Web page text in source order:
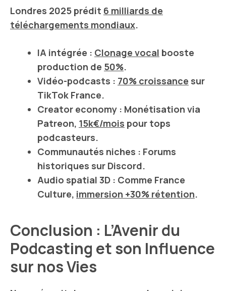
Londres 2025 prédit 6 milliards de
téléchargements mondiaux.
IA intégrée : Clonage vocal booste
production de 50%.
Vidéo-podcasts : 70% croissance sur
TikTok France.
Creator economy : Monétisation via
Patreon, 15k€/mois pour tops
podcasteurs.
Communautés niches : Forums
historiques sur Discord.
Audio spatial 3D : Comme France
Culture, immersion +30% rétention.
Conclusion : L’Avenir du
Podcasting et son Influence
sur nos Vies